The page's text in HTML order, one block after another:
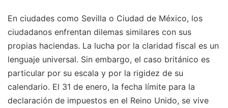
En ciudades como Sevilla o Ciudad de México, los
ciudadanos enfrentan dilemas similares con sus
propias haciendas. La lucha por la claridad fiscal es un
lenguaje universal. Sin embargo, el caso británico es
particular por su escala y por la rigidez de su
calendario. El 31 de enero, la fecha límite para la
declaración de impuestos en el Reino Unido, se vive